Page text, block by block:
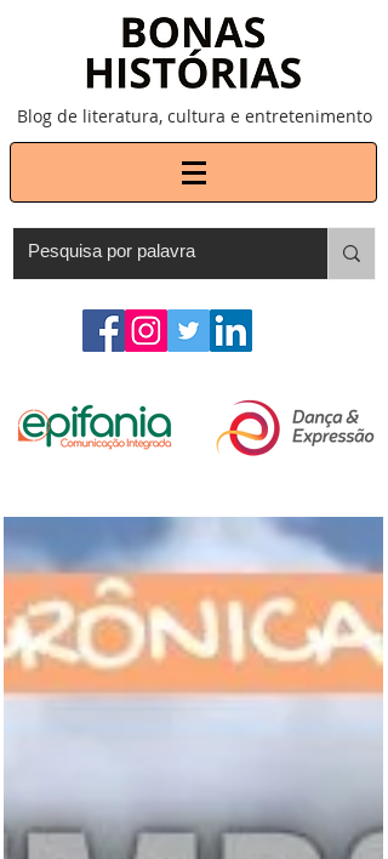
Blog de literatura, cultura e entretenimento